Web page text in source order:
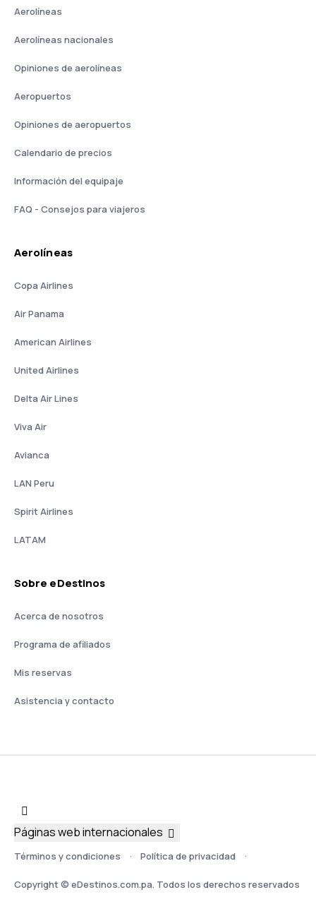
Aerolíneas
Aerolíneas nacionales
Opiniones de aerolíneas
Aeropuertos
Opiniones de aeropuertos
Calendario de precios
Información del equipaje
FAQ - Consejos para viajeros
Aerolíneas
Copa Airlines
Air Panama
American Airlines
United Airlines
Delta Air Lines
Viva Air
Avianca
LAN Peru
Spirit Airlines
LATAM
Sobre eDestinos
Acerca de nosotros
Programa de afiliados
Mis reservas
Asistencia y contacto
Términos y condiciones Política de privacidad
Copyright © eDestinos.com.pa. Todos los derechos reservados
Páginas web internacionales